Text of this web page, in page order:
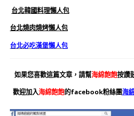
台北韓國料理懶人包
台北燒肉燒烤懶人包
台北必吃漢堡懶人包
如果您喜歡這篇文章，請幫海綿飽飽按讚
歡迎加入海綿飽飽的facebook粉絲團海